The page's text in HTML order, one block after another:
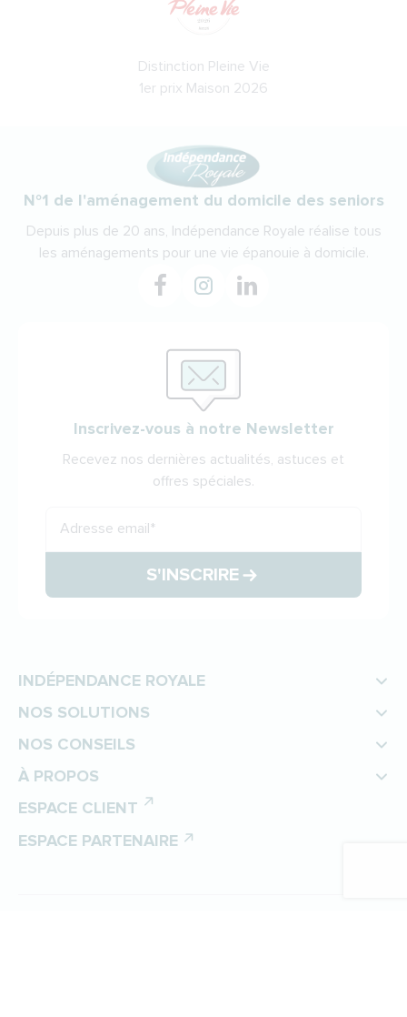
Distinction Pleine Vie
1er prix Maison 2026
N°1 de l'aménagement du domicile des seniors
Depuis plus de 20 ans, Indépendance Royale réalise tous
les aménagements pour une vie épanouie à domicile.
Inscrivez-vous à notre Newsletter
Recevez nos dernières actualités, astuces et
offres spéciales.
Adresse email*
S'INSCRIRE
INDÉPENDANCE ROYALE
NOS SOLUTIONS
NOS CONSEILS
À PROPOS
ESPACE CLIENT
ESPACE PARTENAIRE